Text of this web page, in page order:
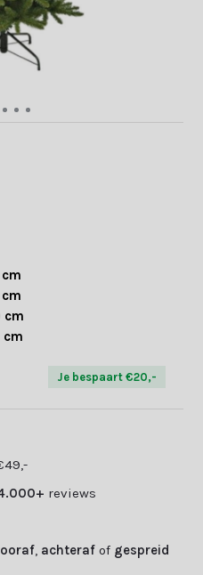
cm
cm
cm
Je bespaart €20,-
reviews
achteraf of gespreid